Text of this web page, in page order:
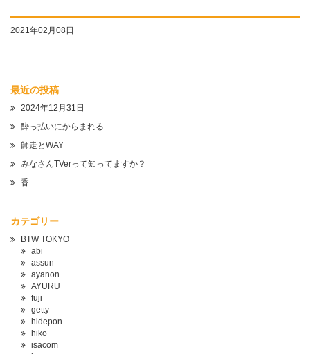
2021年02月08日
最近の投稿
2024年12月31日
酔っ払いにからまれる
師走とWAY
みなさんTVerって知ってますか？
香
カテゴリー
BTW TOKYO
abi
assun
ayanon
AYURU
fuji
getty
hidepon
hiko
isacom